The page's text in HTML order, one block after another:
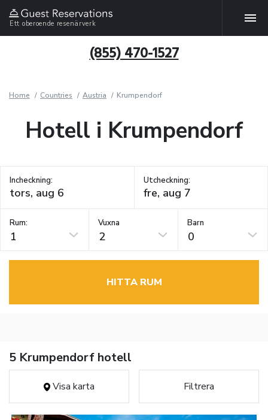
Ett oberoende resenärverk
(855) 470-1527
Home Countries Austria Krumpendorf
Hotell i Krumpendorf
Incheckning: Utcheckning:
Rum:
1
Vuxna
2
Barn
0
HITTA RUM
5 Krumpendorf hotell
Visa karta Filtrera